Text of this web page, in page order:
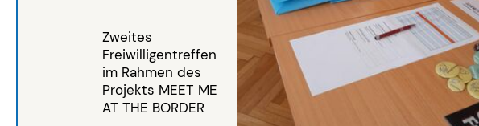
Zweites
Freiwilligentreffen
im Rahmen des
Projekts MEET ME
AT THE BORDER